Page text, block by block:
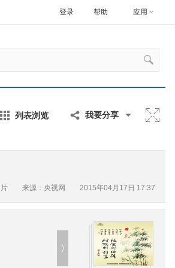
帮助 应用
登录
列表浏览 我要分享
来源：央视网 2015年04月17日 17:37